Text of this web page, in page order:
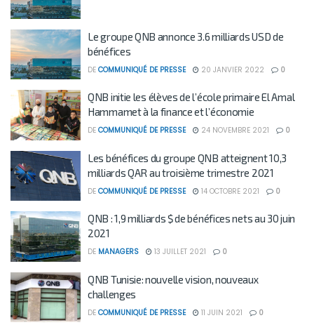
Le groupe QNB annonce 3.6 milliards USD de
bénéfices
DE COMMUNIQUÉ DE PRESSE 20 JANVIER 2022 0
QNB initie les élèves de l’école primaire El Amal
Hammamet à la finance et l’économie
DE COMMUNIQUÉ DE PRESSE 24 NOVEMBRE 2021 0
Les bénéfices du groupe QNB atteignent 10,3
milliards QAR au troisième trimestre 2021
DE COMMUNIQUÉ DE PRESSE 14 OCTOBRE 2021 0
QNB : 1,9 milliards $ de bénéfices nets au 30 juin
2021
DE MANAGERS 13 JUILLET 2021 0
QNB Tunisie: nouvelle vision, nouveaux
challenges
DE COMMUNIQUÉ DE PRESSE 11 JUIN 2021 0